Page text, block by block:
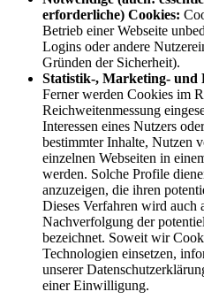
erforderliche) Cookies:
Betrieb einer Webseite
Logins oder andere
Gründen der Sicherheit).
Statistik-, Marketing- und
Ferner werden Cookies im
Reichweitenmessung
Interessen eines Nutzers
bestimmter Inhalte, Nutzen
einzelnen Webseiten in
werden. Solche Profile
anzuzeigen, die ihren
Dieses Verfahren wird auch
Nachverfolgung der
bezeichnet. Soweit wir
Technologien einsetzen,
unserer
einer Einwilligung.